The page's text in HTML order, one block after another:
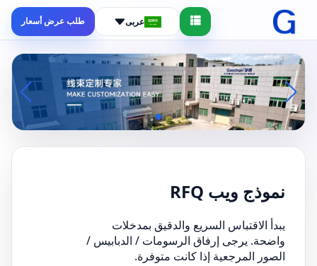
عربى طلب عرض أسعار
نموذج ويب RFQ
يبدأ الاقتباس السريع والدقيق بمدخلات
واضحة. يرجى إرفاق الرسومات / الدبابيس /
الصور المرجعية إذا كانت متوفرة.